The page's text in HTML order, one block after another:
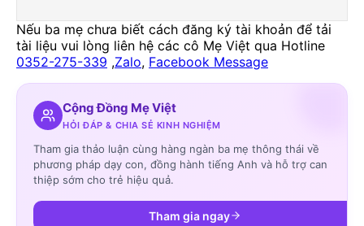
Nếu ba mẹ chưa biết cách đăng ký tài khoản để tải
tài liệu vui lòng liên hệ các cô Mẹ Việt qua Hotline
0352-275-339 ,Zalo, Facebook Message
Cộng Đồng Mẹ Việt
HỎI ĐÁP & CHIA SẺ KINH NGHIỆM
Tham gia thảo luận cùng hàng ngàn ba mẹ thông thái về
phương pháp dạy con, đồng hành tiếng Anh và hỗ trợ can
thiệp sớm cho trẻ hiệu quả.
Tham gia ngay